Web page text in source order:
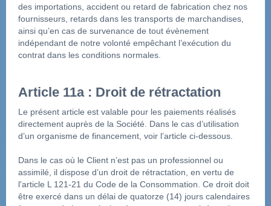
des importations, accident ou retard de fabrication chez nos
fournisseurs, retards dans les transports de marchandises,
ainsi qu’en cas de survenance de tout évènement
indépendant de notre volonté empêchant l’exécution du
contrat dans les conditions normales.
Article 11a : Droit de rétractation
Le présent article est valable pour les paiements réalisés
directement auprès de la Société. Dans le cas d’utilisation
d’un organisme de financement, voir l’article ci-dessous.
Dans le cas où le Client n’est pas un professionnel ou
assimilé, il dispose d’un droit de rétractation, en vertu de
l'article L 121-21 du Code de la Consommation. Ce droit doit
être exercé dans un délai de quatorze (14) jours calendaires